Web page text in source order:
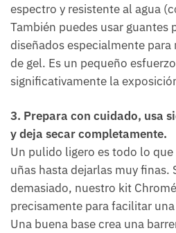
espectro y resistente al agua
También puedes usar guantes
diseñados especialmente
de gel. Es un pequeño
significativamente la
3. Prepara con cuidado, usa
y deja secar completamente.
Un pulido ligero es todo lo
uñas hasta dejarlas muy finas.
demasiado, nuestro kit
precisamente para facilitar
Una buena base crea una